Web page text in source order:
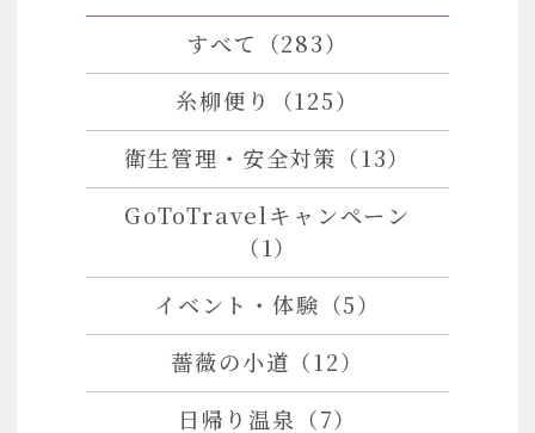
すべて（283）
糸柳便り（125）
衛生管理・安全対策（13）
GoToTravelキャンペーン
（1）
イベント・体験（5）
薔薇の小道（12）
日帰り温泉（7）